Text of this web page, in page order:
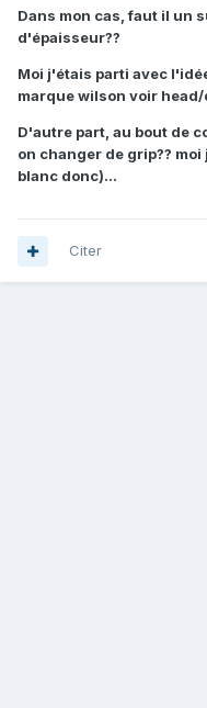
Dans mon cas, faut il un
d'épaisseur??
Moi j'étais parti avec
marque wilson voir
D'autre part, au bout de
on changer de grip??
blanc donc)...
Citer